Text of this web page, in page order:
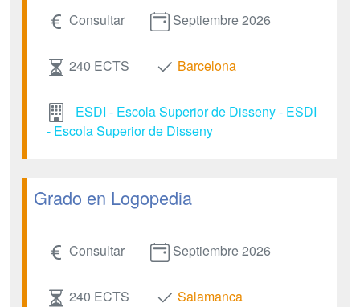
Consultar Septiembre 2026
240 ECTS Barcelona
ESDI - Escola Superior de Disseny - ESDI
- Escola Superior de Disseny
Grado en Logopedia
Consultar Septiembre 2026
240 ECTS Salamanca